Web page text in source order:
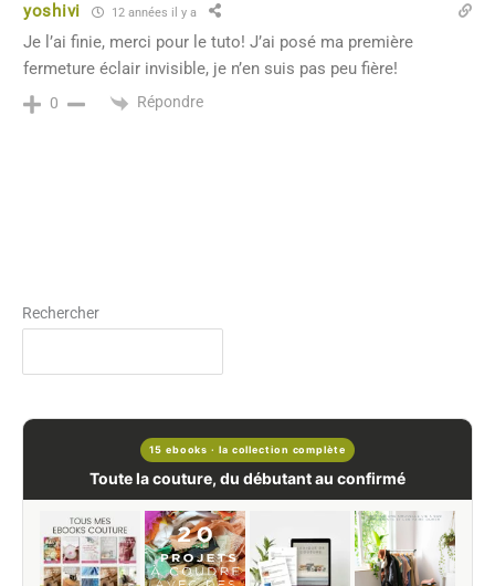
yoshivi 12 années il y a
Je l’ai finie, merci pour le tuto! J’ai posé ma première
fermeture éclair invisible, je n’en suis pas peu fière!
0 Répondre
Rechercher
15 ebooks · la collection complète
Toute la couture, du débutant au confirmé